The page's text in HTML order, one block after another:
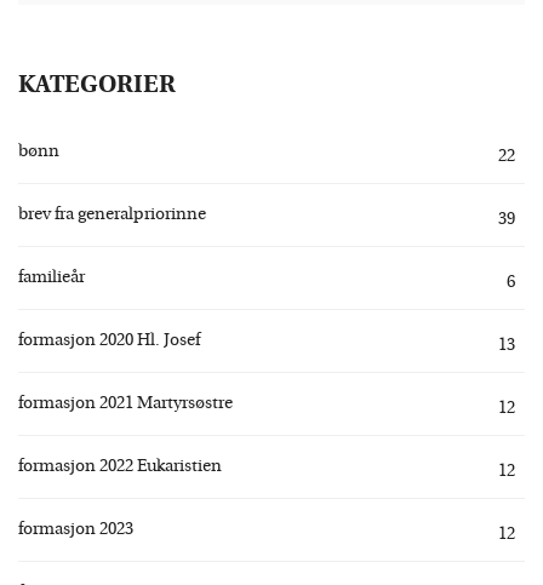
KATEGORIER
bønn 22
brev fra generalpriorinne 39
familieår 6
formasjon 2020 Hl. Josef 13
formasjon 2021 Martyrsøstre 12
formasjon 2022 Eukaristien 12
formasjon 2023 12